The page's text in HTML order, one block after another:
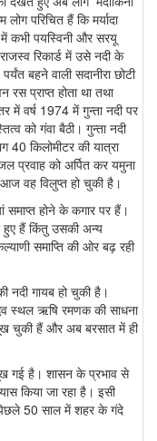
परिचित हैं कि मर्यादा
में कभी पयस्विनी और सरयू
रिकार्ड में उसे नदी के
बहने वाली सदानीरा छोटी
प्राप्त होता था तथा
में वर्ष 1974 में गुन्ता नदी पर
को गंवा बैठी। गुन्ता नदी
किलोमीटर की यात्रा
प्रवाह को अर्पित कर यमुना
वह विलुप्त हो चुकी है।
समाप्त होने के कगार पर हैं।
हुए हैं किंतु उसकी अन्य
समाप्ति की ओर बढ़ रही
नदी गायब हो चुकी है।
स्थल ऋषि रमणक की साधना
चुकी हैं और अब बरसात में ही
गई है। शासन के प्रभाव से
किया जा रहा है। इसी
50 साल में शहर के गंदे